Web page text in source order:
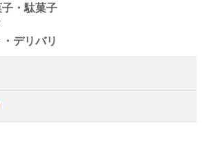
・駄菓子
デリバリ